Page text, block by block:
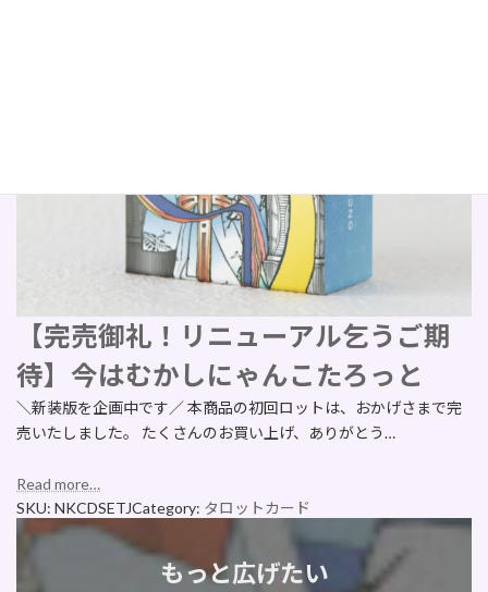
【完売御礼！リニューアル乞うご期
待】今はむかしにゃんこたろっと
＼新装版を企画中です／ 本商品の初回ロットは、おかげさまで完
売いたしました。 たくさんのお買い上げ、ありがとう…
Read more…
SKU: NKCDSETJCategory: タロットカード
もっと広げたい